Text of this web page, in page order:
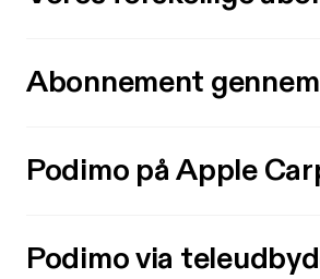
Abonnement
Podimo på Apple
Podimo via